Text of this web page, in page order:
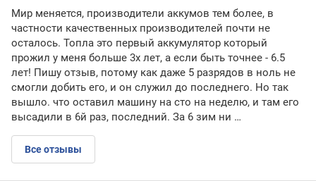
Мир меняется, производители аккумов тем более, в
частности качественных производителей почти не
осталось. Топла это первый аккумулятор который
прожил у меня больше 3х лет, а если быть точнее - 6.5
лет! Пишу отзыв, потому как даже 5 разрядов в ноль не
смогли добить его, и он служил до последнего. Но так
вышло. что оставил машину на сто на неделю, и там его
высадили в 6й раз, последний. За 6 зим ни …
Все отзывы